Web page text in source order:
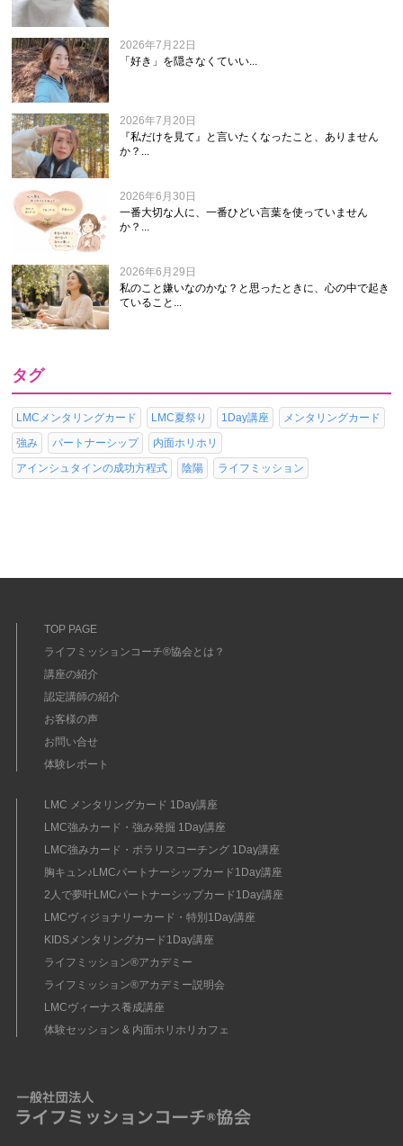
2026年7月22日
「好き」を隠さなくていい...
2026年7月20日
『私だけを見て』と言いたくなったこと、ありません
か？...
2026年6月30日
一番大切な人に、一番ひどい言葉を使っていません
か？...
2026年6月29日
私のこと嫌いなのかな？と思ったときに、心の中で起き
ていること...
タグ
LMCメンタリングカード LMC夏祭り 1Day講座
メンタリングカード
強み
パートナーシップ
内面ホリホリ
アインシュタインの成功方程式
陰陽 ライフミッション
TOP PAGE
ライフミッションコーチ®協会とは？
講座の紹介
認定講師の紹介
お客様の声
お問い合せ
体験レポート
LMC メンタリングカード 1Day講座
LMC強みカード・強み発掘 1Day講座
LMC強みカード・ポラリスコーチング 1Day講座
胸キュン♪LMCパートナーシップカード1Day講座
2人で夢叶LMCパートナーシップカード1Day講座
LMCヴィジョナリーカード・特別1Day講座
KIDSメンタリングカード1Day講座
ライフミッション®︎アカデミー
ライフミッション®︎アカデミー説明会
LMCヴィーナス養成講座
体験セッション & 内面ホリホリカフェ